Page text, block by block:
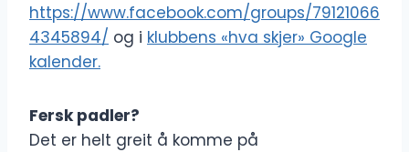
https://www.facebook.com/groups/79121066
4345894/ og i klubbens «hva skjer» Google
kalender.
Fersk padler?
Det er helt greit å komme på